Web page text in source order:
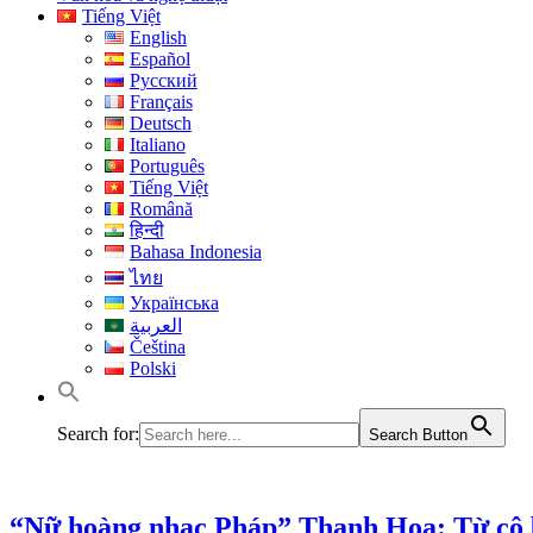
Tiếng Việt
English
Español
Русский
Français
Deutsch
Italiano
Português
Tiếng Việt
Română
हिन्दी
Bahasa Indonesia
ไทย
Українська
العربية
Čeština
Polski
Search for: Search Button
“Nữ hoàng nhạc Pháp” Thanh Hoa: Từ